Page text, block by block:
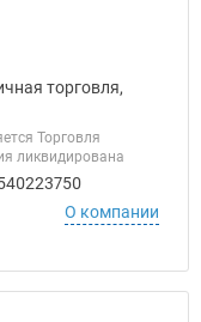
торговля,
Торговля
ликвидирована
О компании